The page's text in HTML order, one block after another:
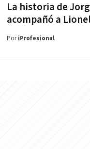
La historia de
acompañó a
PoriProfesional